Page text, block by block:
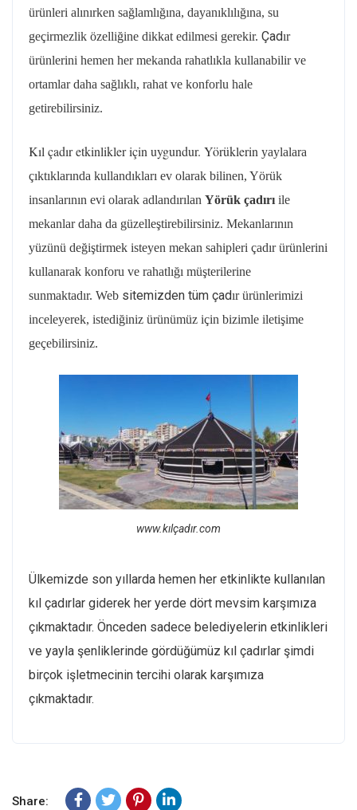
ürünleri alınırken sağlamlığına, dayanıklılığına, su
geçirmezlik özelliğine dikkat edilmesi gerekir. Çadır
ürünlerini hemen her mekanda rahatlıkla kullanabilir ve
ortamlar daha sağlıklı, rahat ve konforlu hale
getirebilirsiniz.
Kıl çadır etkinlikler için uygundur. Yörüklerin yaylalara
çıktıklarında kullandıkları ev olarak bilinen, Yörük
insanlarının evi olarak adlandırılan Yörük çadırı ile
mekanlar daha da güzelleştirebilirsiniz. Mekanlarının
yüzünü değiştirmek isteyen mekan sahipleri çadır ürünlerini
kullanarak konforu ve rahatlığı müşterilerine
sunmaktadır. Web sitemizden tüm çadır ürünlerimizi
inceleyerek, istediğiniz ürünümüz için bizimle iletişime
geçebilirsiniz.
www.kılçadır.com
Ülkemizde son yıllarda hemen her etkinlikte kullanılan
kıl çadırlar giderek her yerde dört mevsim karşımıza
çıkmaktadır. Önceden sadece belediyelerin etkinlikleri
ve yayla şenliklerinde gördüğümüz kıl çadırlar şimdi
birçok işletmecinin tercihi olarak karşımıza
çıkmaktadır.
Share: